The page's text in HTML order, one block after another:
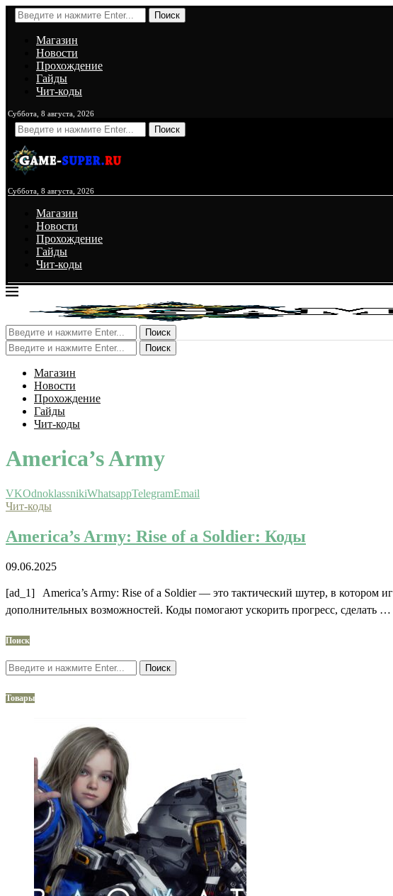
Поиск
Магазин
Новости
Прохождение
Гайды
Чит-коды
Суббота, 8 августа, 2026
Поиск
Суббота, 8 августа, 2026
Магазин
Новости
Прохождение
Гайды
Чит-коды
Поиск
Поиск
Магазин
Новости
Прохождение
Гайды
Чит-коды
America’s Army
VKOdnoklassnikiWhatsappTelegramEmail
Чит-коды
America’s Army: Rise of a Soldier: Коды
09.06.2025
[ad_1] America’s Army: Rise of a Soldier — это тактический шутер, в котором
дополнительных возможностей. Коды помогают ускорить прогресс, сделать …
Поиск
Поиск
Товары